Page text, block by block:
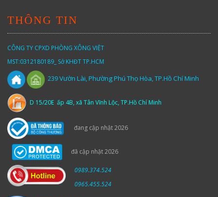
THÔNG TIN
CÔNG TY CPXD PHÒNG XÔNG VIỆT
MST:0312180189_ Sở KHĐT TP.HCM
239Vườn Lài,Phường Phú Thọ Hòa, TP.Hồ Chí Minh
D 15/20E ấp 4B, xã Tân Vĩnh Lộc, TP.Hồ Chí Minh
đang cập nhật 2026
đã cập nhật 2026
0989.374.524
0965.455.524